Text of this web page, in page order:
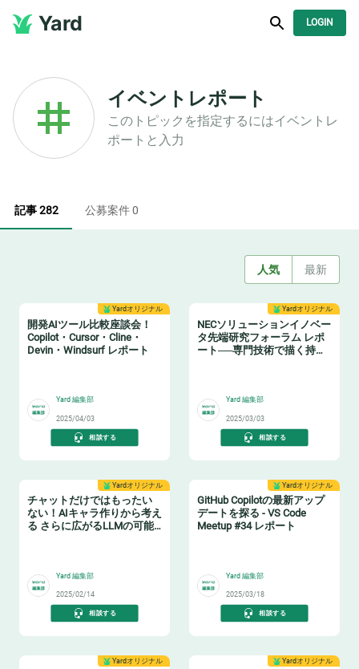
Yard LOGIN
イベントレポート
このトピックを指定するにはイベントレ
ポート と入力
記事 282 公募案件 0
人気 最新
Yardオリジナル
開発AIツール比較座談会！
Copilot・Cursor・Cline・
Devin・Windsurf レポート
Yard 編集部
2025/04/03
相談する
Yardオリジナル
NECソリューションイノベー
タ先端研究フォーラム レポ
ート──専門技術で描く持続
Yard 編集部
2025/03/03
相談する
Yardオリジナル
チャットだけではもったい
ない！AIキャラ作りから考え
る さらに広がるLLMの可能
Yard 編集部
2025/02/14
相談する
Yardオリジナル
GitHub Copilotの最新アップ
デートを探る - VS Code
Meetup #34 レポート
Yard 編集部
2025/03/18
相談する
Yardオリジナル Yardオリジナル